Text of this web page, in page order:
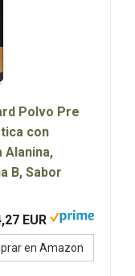
Polvo Pre
con
Alanina,
B, Sabor
EUR
en Amazon